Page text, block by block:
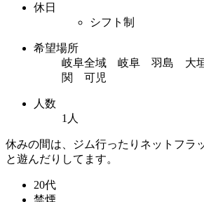
休日
シフト制
希望場所
岐阜全域 岐阜 羽島 大
関 可児
人数
1人
休みの間は、ジム行ったりネットフラ
と遊んだりしてます。
20代
禁煙